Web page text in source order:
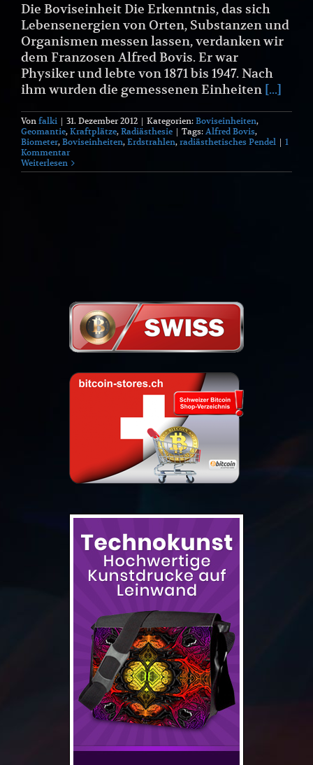
Die Boviseinheit Die Erkenntnis, das sich
Lebensenergien von Orten, Substanzen und
Organismen messen lassen, verdanken wir
dem Franzosen Alfred Bovis. Er war
Physiker und lebte von 1871 bis 1947. Nach
ihm wurden die gemessenen Einheiten [...]
Von falki | 31. Dezember 2012 | Kategorien: Boviseinheiten,
Geomantie, Kraftplätze, Radiästhesie | Tags: Alfred Bovis,
Biometer, Boviseinheiten, Erdstrahlen, radiästhetisches Pendel | 1
Kommentar
Weiterlesen